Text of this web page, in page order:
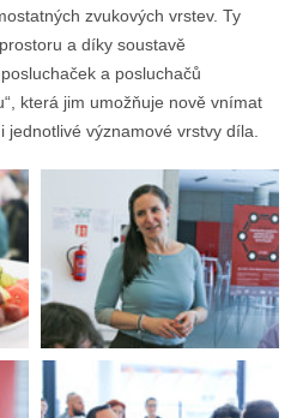
zvukových vrstev. Ty
a díky soustavě
a posluchačů
která jim umožňuje nově vnímat
významové vrstvy díla.